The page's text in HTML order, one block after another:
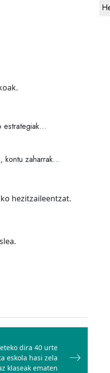
estrategiak…
kontu zaharrak…
hezitzaileentzat.
dira 40 urte
eskola hasi zela
klaseak ematen